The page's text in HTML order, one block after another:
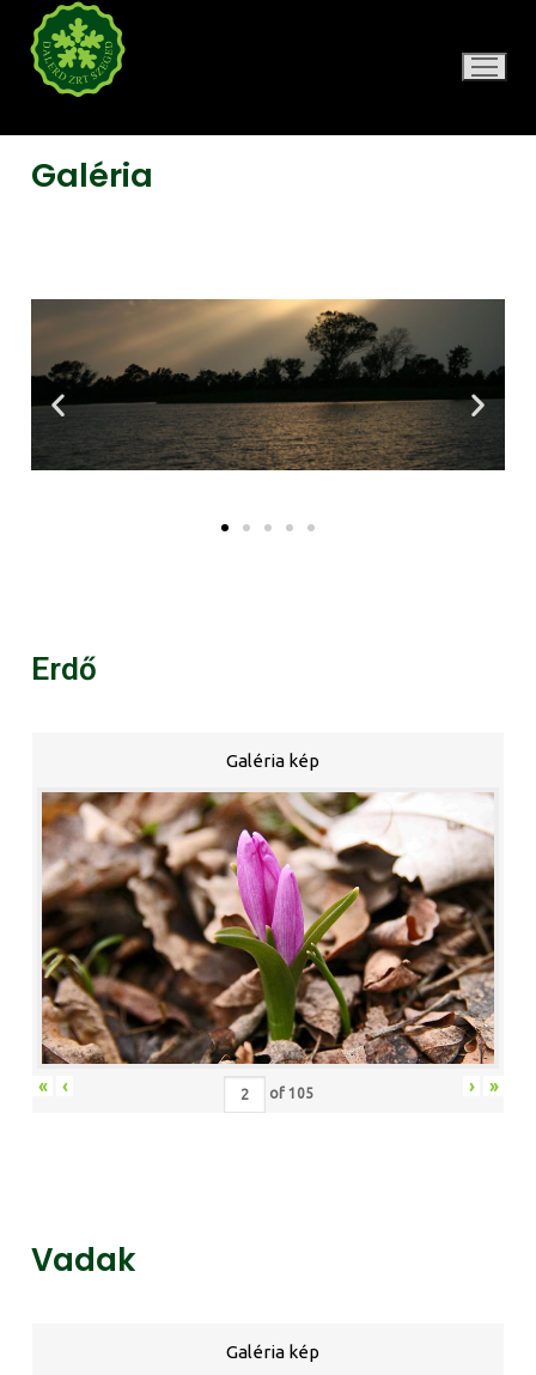
Galéria
Erdő
Galéria kép
« ‹ of 105 › »
Vadak
Galéria kép